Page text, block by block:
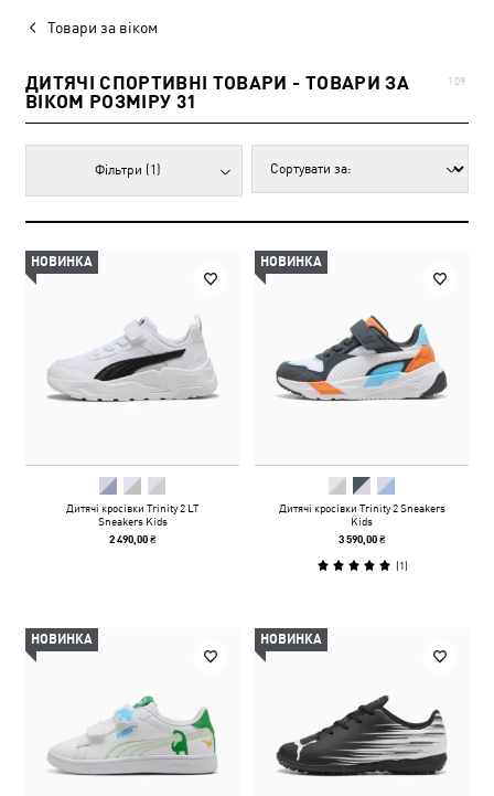
Товари за віком
ДИТЯЧІ СПОРТИВНІ ТОВАРИ - ТОВАРИ ЗА
ВІКОМ РОЗМІРУ 31
109
Фільтри (1)
НОВИНКА
Дитячі кросівки Trinity 2 LT
Sneakers Kids
2 490,00 ₴
НОВИНКА
Дитячі кросівки Trinity 2 Sneakers
Kids
3 590,00 ₴
(1)
НОВИНКА НОВИНКА